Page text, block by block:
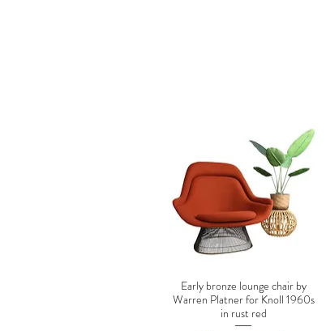
Early bronze lounge chair by
Warren Platner for Knoll 1960s
in rust red